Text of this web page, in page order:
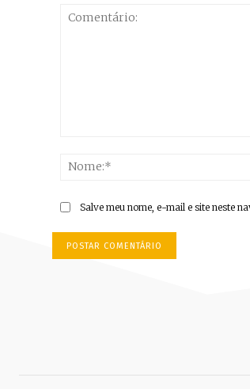
Salve meu nome, e-mail e site neste